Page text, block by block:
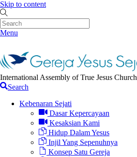
Skip to content
Menu
International Assembly of True Jesus Church
Search
Kebenaran Sejati
Dasar Kepercayaan
Kesaksian Kami
Hidup Dalam Yesus
Injil Yang Sepenuhnya
Konsep Satu Gereja